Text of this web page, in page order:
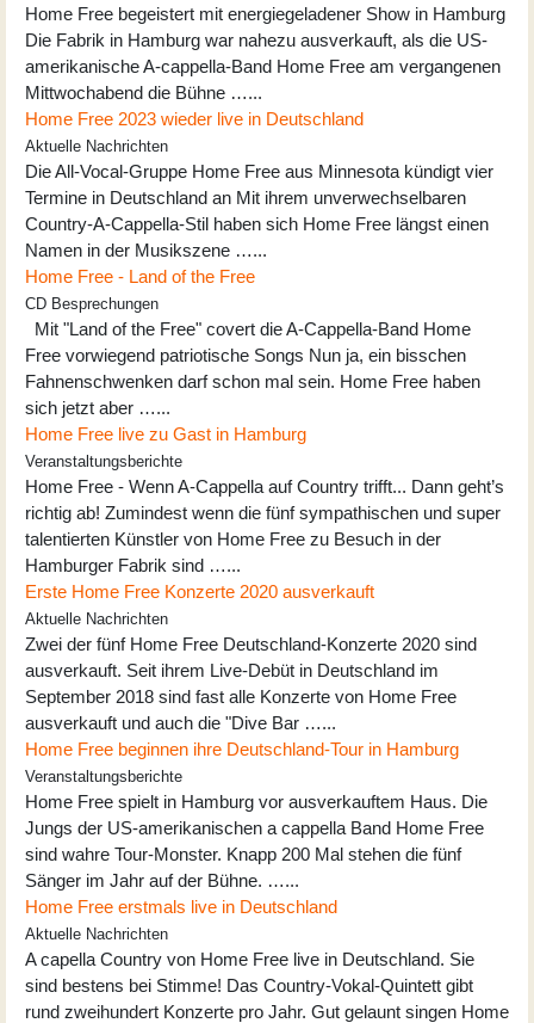
Home Free begeistert mit energiegeladener Show in Hamburg
Die Fabrik in Hamburg war nahezu ausverkauft, als die US-
amerikanische A-cappella-Band Home Free am vergangenen
Mittwochabend die Bühne …...
Home Free 2023 wieder live in Deutschland
Aktuelle Nachrichten
Die All-Vocal-Gruppe Home Free aus Minnesota kündigt vier
Termine in Deutschland an Mit ihrem unverwechselbaren
Country-A-Cappella-Stil haben sich Home Free längst einen
Namen in der Musikszene …...
Home Free - Land of the Free
CD Besprechungen
Mit "Land of the Free" covert die A-Cappella-Band Home
Free vorwiegend patriotische Songs Nun ja, ein bisschen
Fahnenschwenken darf schon mal sein. Home Free haben
sich jetzt aber …...
Home Free live zu Gast in Hamburg
Veranstaltungsberichte
Home Free - Wenn A-Cappella auf Country trifft... Dann geht’s
richtig ab! Zumindest wenn die fünf sympathischen und super
talentierten Künstler von Home Free zu Besuch in der
Hamburger Fabrik sind …...
Erste Home Free Konzerte 2020 ausverkauft
Aktuelle Nachrichten
Zwei der fünf Home Free Deutschland-Konzerte 2020 sind
ausverkauft. Seit ihrem Live-Debüt in Deutschland im
September 2018 sind fast alle Konzerte von Home Free
ausverkauft und auch die "Dive Bar …...
Home Free beginnen ihre Deutschland-Tour in Hamburg
Veranstaltungsberichte
Home Free spielt in Hamburg vor ausverkauftem Haus. Die
Jungs der US-amerikanischen a cappella Band Home Free
sind wahre Tour-Monster. Knapp 200 Mal stehen die fünf
Sänger im Jahr auf der Bühne. …...
Home Free erstmals live in Deutschland
Aktuelle Nachrichten
A capella Country von Home Free live in Deutschland. Sie
sind bestens bei Stimme! Das Country-Vokal-Quintett gibt
rund zweihundert Konzerte pro Jahr. Gut gelaunt singen Home